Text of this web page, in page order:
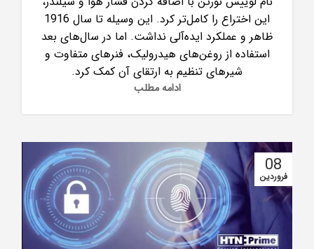
این اختراع را کامل‌تر کرد. این وسیله تا سال 1916
ظاهر و عملکرد ایده‌آلی نداشت. اما در سال‌های بعد
استفاده از روغن‌های هیدرولیک، فنرهای متفاوت و
شیرهای تنظیم به ارتقای آن‌ کمک کرد.
ادامه مطلب
08
فروردین